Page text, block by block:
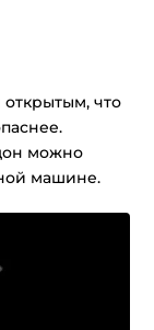
открытым, что
можно
машине.